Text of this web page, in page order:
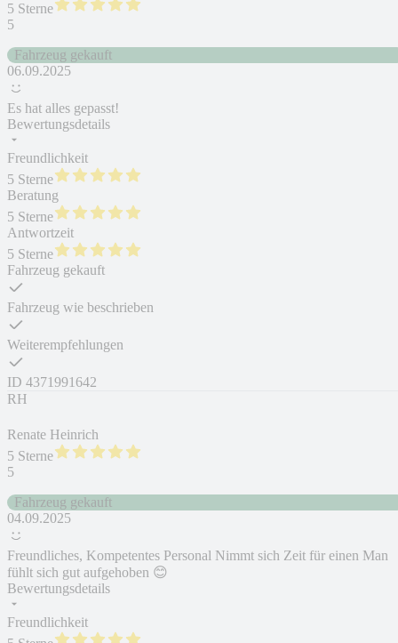
5 Sterne
5
Fahrzeug gekauft
06.09.2025
Es hat alles gepasst!
Bewertungsdetails
Freundlichkeit
5 Sterne
Beratung
5 Sterne
Antwortzeit
5 Sterne
Fahrzeug gekauft
Fahrzeug wie beschrieben
Weiterempfehlungen
ID 4371991642
RH
Renate Heinrich
5 Sterne
5
Fahrzeug gekauft
04.09.2025
Freundliches, Kompetentes Personal Nimmt sich Zeit für einen Man
fühlt sich gut aufgehoben 😊
Bewertungsdetails
Freundlichkeit